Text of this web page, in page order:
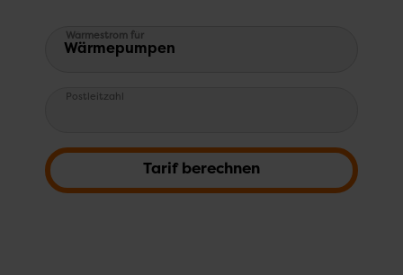
Wärmestrom für
Wärmepumpen
Pflichtfeld
Postleitzahl
Tarif berechnen